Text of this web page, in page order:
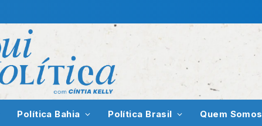
Política Bahia Política Brasil Quem Somos